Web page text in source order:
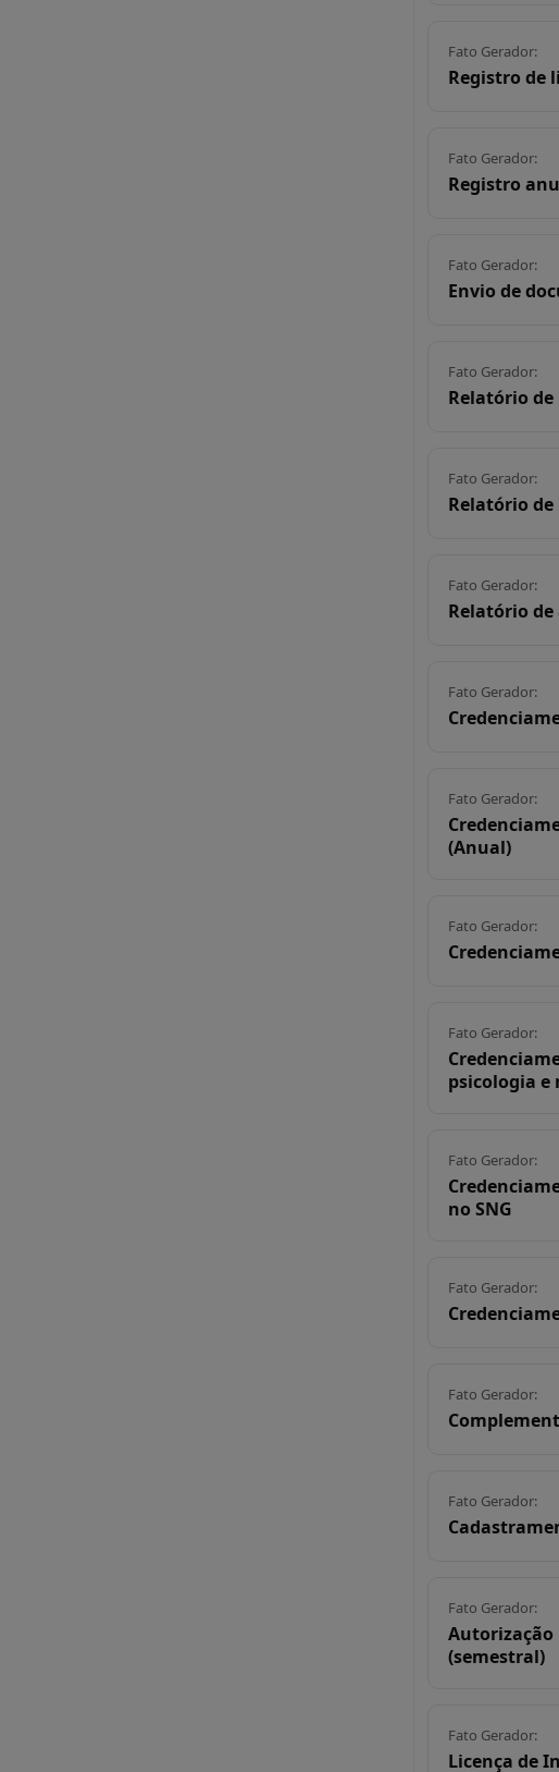
Fato Gerador:
Registro de
Fato Gerador:
Registro
Fato Gerador:
Envio de
Fato Gerador:
Relatório
Fato Gerador:
Relatório
Fato Gerador:
Relatório
Fato Gerador:
Fato Gerador:
(Anual)
Fato Gerador:
Fato Gerador:
psicologia e
Fato Gerador:
no SNG
Fato Gerador:
Fato Gerador:
Fato Gerador:
Fato Gerador:
(semestral)
Fato Gerador:
Licença de